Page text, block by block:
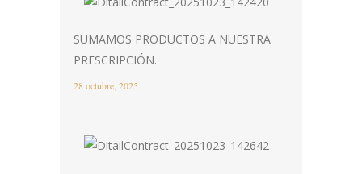
SUMAMOS PRODUCTOS A NUESTRA
PRESCRIPCIÓN.
28 octubre, 2025